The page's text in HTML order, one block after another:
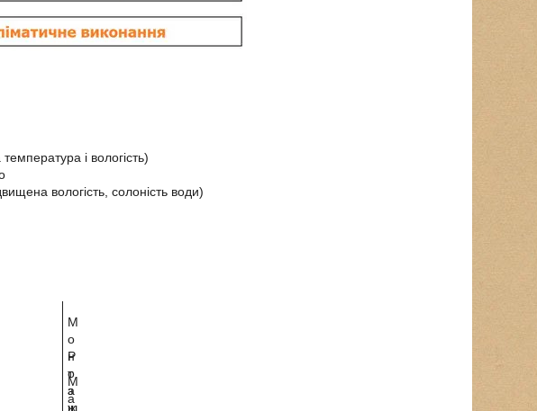
і вологість)
вологість, солоність води)
М
о
н
т
а
ж
М
а
Р
о
з
ш